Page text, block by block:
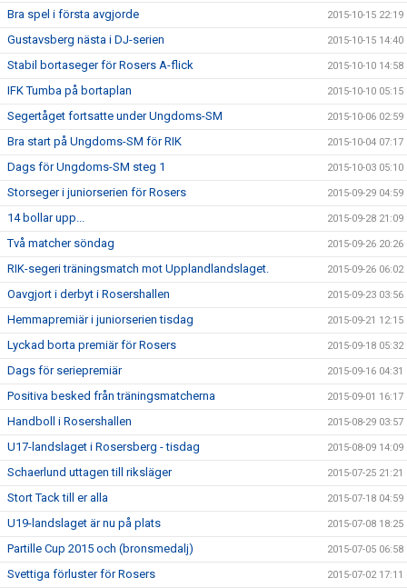
Bra spel i första avgjorde 2015-10-15 22:19
Gustavsberg nästa i DJ-serien 2015-10-15 14:40
Stabil bortaseger för Rosers A-flick 2015-10-10 14:58
IFK Tumba på bortaplan 2015-10-10 05:15
Segertåget fortsatte under Ungdoms-SM 2015-10-06 02:59
Bra start på Ungdoms-SM för RIK 2015-10-04 07:17
Dags för Ungdoms-SM steg 1 2015-10-03 05:10
Storseger i juniorserien för Rosers 2015-09-29 04:59
14 bollar upp... 2015-09-28 21:09
Två matcher söndag 2015-09-26 20:26
RIK-segeri träningsmatch mot Upplandlandslaget. 2015-09-26 06:02
Oavgjort i derbyt i Rosershallen 2015-09-23 03:56
Hemmapremiär i juniorserien tisdag 2015-09-21 12:15
Lyckad borta premiär för Rosers 2015-09-18 05:32
Dags för seriepremiär 2015-09-16 04:31
Positiva besked från träningsmatcherna 2015-09-01 16:17
Handboll i Rosershallen 2015-08-29 03:57
U17-landslaget i Rosersberg - tisdag 2015-08-09 14:09
Schaerlund uttagen till riksläger 2015-07-25 21:21
Stort Tack till er alla 2015-07-18 04:59
U19-landslaget är nu på plats 2015-07-08 18:25
Partille Cup 2015 och (bronsmedalj) 2015-07-05 06:58
Svettiga förluster för Rosers 2015-07-02 17:11